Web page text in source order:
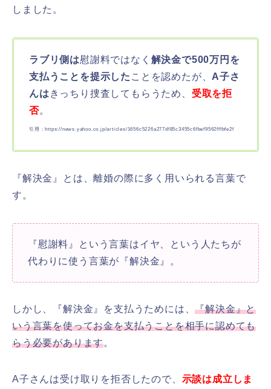
しました。
ラブリ側は慰謝料ではなく 解決金で500万円を
支払うことを提示した ことを認めたが、A子さ
んはきっちり捜査してもらうため、 受取を拒
否。
引用：https://news.yahoo.co.jp/articles/1656c5226a277df85c3455c6fbef9562fffbfe2f
『解決金』とは、離婚の際に多く用いられる言葉で
す。
『慰謝料』という言葉はイヤ、という人たちが
代わりに使う言葉が『解決金』。
しかし、『解決金』を支払うためには、『解決金』と
いう言葉を使ってお金を支払うことを相手に認めても
らう必要があります。
A子さんは受け取りを拒否したので、 示談は成立しま